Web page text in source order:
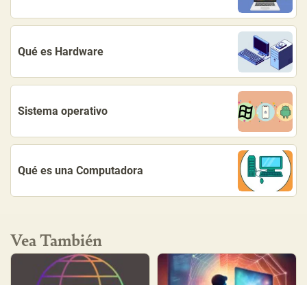
Qué es Hardware
Sistema operativo
Qué es una Computadora
Vea También